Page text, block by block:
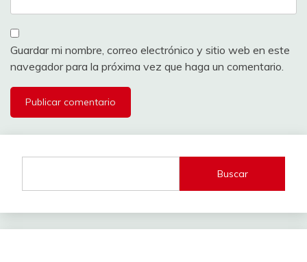
Guardar mi nombre, correo electrónico y sitio web en este
navegador para la próxima vez que haga un comentario.
Buscar